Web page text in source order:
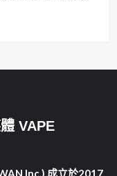
VAPE
Inc.) 成立於2017